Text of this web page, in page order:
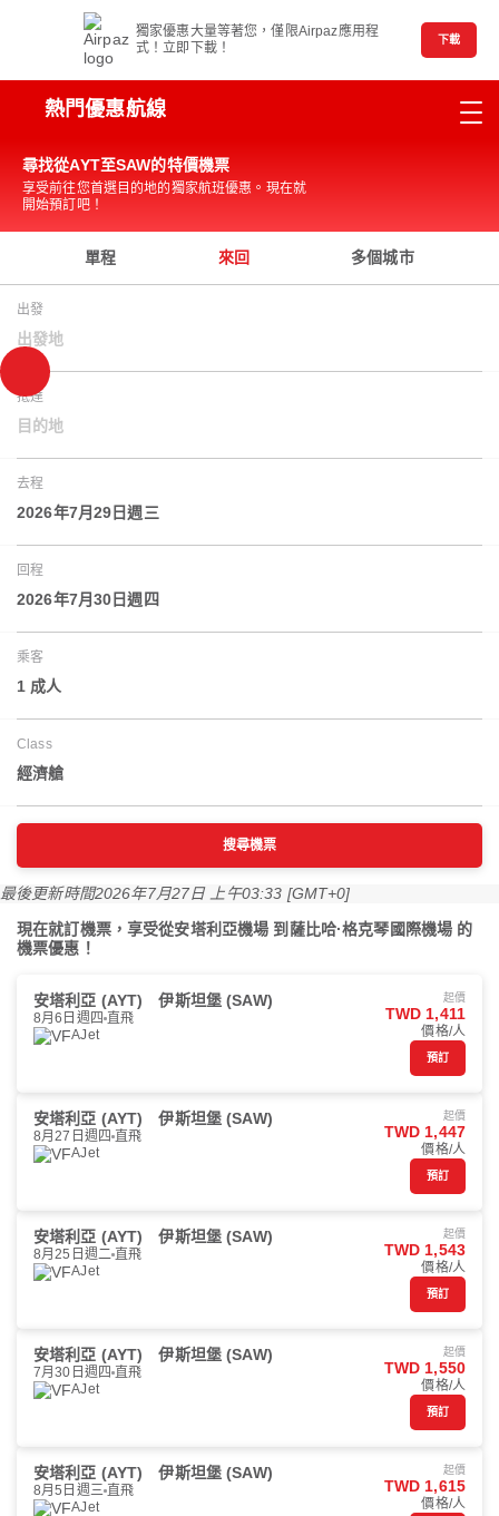
獨家優惠大量等著您，僅限Airpaz應用程
式！立即下載！
下載
熱門優惠航線
尋找從AYT至SAW的特價機票
享受前往您首選目的地的獨家航班優惠。現在就
開始預訂吧！
單程 來回 多個城市
出發
出發地
抵達
目的地
去程
2026年7月29日週三
回程
2026年7月30日週四
乘客
1 成人
Class
經濟艙
搜尋機票
最後更新時間2026年7月27日 上午03:33 [GMT+0]
現在就訂機票，享受從安塔利亞機場 到薩比哈·格克琴國際機場 的
機票優惠！
安塔利亞 (AYT) 伊斯坦堡 (SAW)
8月6日週四 直飛
AJet
起價
TWD 1,411
價格/人
預訂
安塔利亞 (AYT) 伊斯坦堡 (SAW)
8月27日週四 直飛
AJet
起價
TWD 1,447
價格/人
預訂
安塔利亞 (AYT) 伊斯坦堡 (SAW)
8月25日週二 直飛
AJet
起價
TWD 1,543
價格/人
預訂
安塔利亞 (AYT) 伊斯坦堡 (SAW)
7月30日週四 直飛
AJet
起價
TWD 1,550
價格/人
預訂
安塔利亞 (AYT) 伊斯坦堡 (SAW)
8月5日週三 直飛
AJet
起價
TWD 1,615
價格/人